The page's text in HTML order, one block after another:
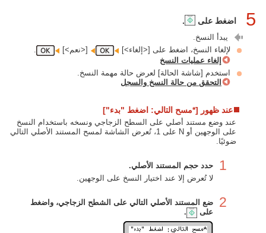
5 اضغط على .
يبدأ النسخ.
لإلغاء النسخ، اضغط على [<إلغاء>]‏
[<نعم>]‏
.
إلغاء عمليات النسخ
استخدم [شاشة الحالة] لعرض حالة مهمة النسخ.
التحقق من حالة النسخ والسجل
عند ظهور [*مسح التالي: اضغط "بدء"]
عند وضع مستند أصلي على السطح الزجاجي ونسخه باستخدام النسخ
على الوجهين أو N على 1، تُعرض الشاشة لمسح المستند الأصلي التالي
ضوئيًا.
1
حدد حجم المستند الأصلي.
لا تُعرض إلا عند اختيار النسخ على الوجهين.
2
ضع المستند الأصلي التالي على الشطح الزجاجي، واضغط
على
.